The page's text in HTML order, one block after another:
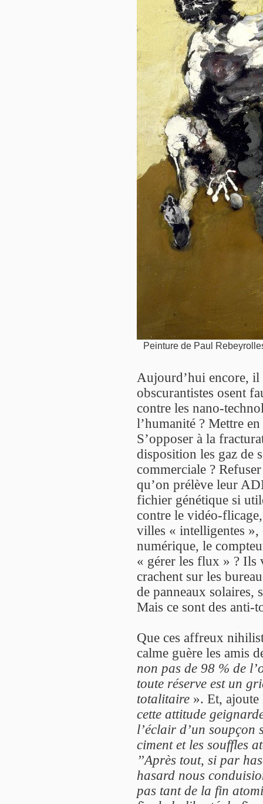
Peinture de Paul
Aujourd’hui encore,
obscurantistes osent
contre les nano-
l’humanité ? Mettre
S’opposer à la
disposition les gaz de
commerciale ?
qu’on prélève leur
fichier génétique si
contre le vidéo-
villes « intelligentes »,
numérique, le
« gérer les flux » ? Ils
crachent sur les
de panneaux solaires,
Mais ce sont des anti-
Que ces affreux
calme guère les amis
non pas de 98 % de
toute réserve est un
totalitaire ». Et,
cette attitude
l’éclair d’un soupçon
ciment et les souffles
’’Après tout, si par
hasard nous
pas tant de la fin